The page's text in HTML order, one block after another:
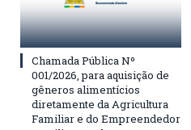
Chamada Pública Nº
001/2026, para aquisição de
gêneros alimentícios
diretamente da Agricultura
Familiar e do Empreendedor